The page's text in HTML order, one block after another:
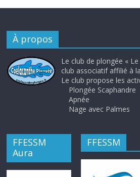
À propos
Le club de plongée «
club associatif affilié à la
Le club propose les
Plongée Scaphandre
Apnée
Nage avec Palmes
FFESSM
Aura
FFESSM